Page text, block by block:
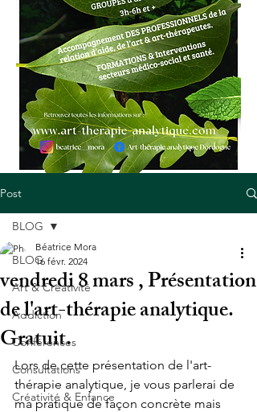
Post
BLOG
Art & Créativité
Addiction
Conférences
Consultations
Créativité & Enfance
BLOG
vendredi 8 mars , Présentation
de l'art-thérapie analytique.
Gratuit.
Béatrice Mora
16 févr. 2024
Lors de cette présentation de l'art-
thérapie analytique, je vous parlerai de
ma pratique de façon concrète mais